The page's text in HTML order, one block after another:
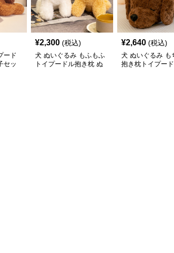
ード
セッ
¥2,300 (税込)
犬 ぬいぐるみ もふもふ
トイプードル抱き枕 ぬ
¥2,640 (税込)
犬 ぬいぐるみ も
抱き枕トイプー